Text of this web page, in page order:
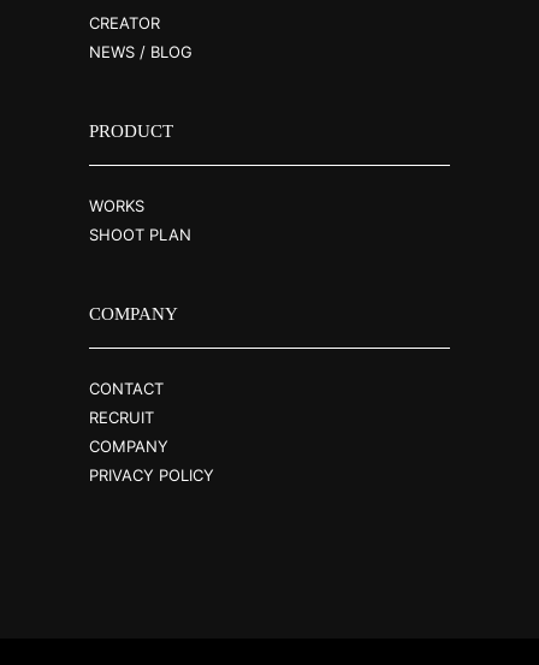
CREATOR
NEWS / BLOG
PRODUCT
WORKS
SHOOT PLAN
COMPANY
CONTACT
RECRUIT
COMPANY
PRIVACY POLICY